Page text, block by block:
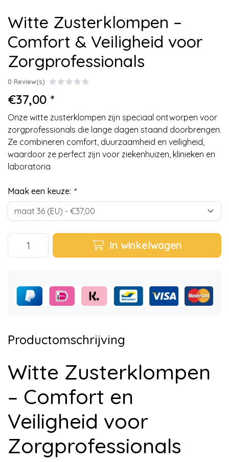
Witte Zusterklompen –
Comfort & Veiligheid voor
Zorgprofessionals
0 Review(s)
€37,00 *
Onze witte zusterklompen zijn speciaal ontworpen voor
zorgprofessionals die lange dagen staand doorbrengen.
Ze combineren comfort, duurzaamheid en veiligheid,
waardoor ze perfect zijn voor ziekenhuizen, klinieken en
laboratoria
Maak een keuze: *
In winkelwagen
Productomschrijving
Witte Zusterklompen
– Comfort en
Veiligheid voor
Zorgprofessionals